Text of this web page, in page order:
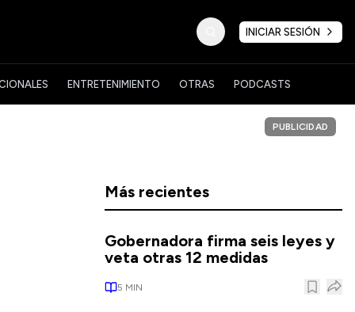
INICIAR SESIÓN
ENTRETENIMIENTO OTRAS PODCASTS
PUBLICIDAD
Más recientes
Gobernadora firma seis leyes y
veta otras 12 medidas
5 MIN